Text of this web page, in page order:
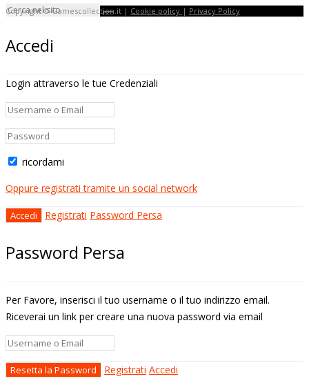
Copyright © Gamescollection.it | Cookie policy | Privacy Policy
Accedi
Login attraverso le tue Credenziali
ricordami
Oppure registrati tramite un social network
Registrati Password Persa
Password Persa
Per Favore, inserisci il tuo username o il tuo indirizzo email.
Riceverai un link per creare una nuova password via email
Registrati Accedi